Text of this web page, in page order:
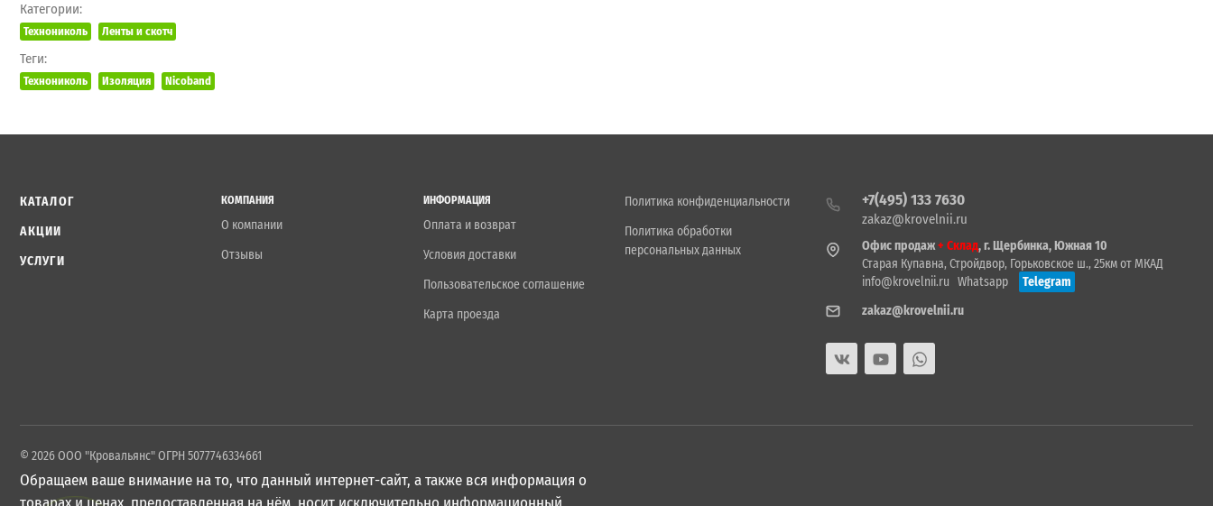
Категории:
Технониколь Ленты и скотч
Теги:
Технониколь Изоляция Nicoband
КАТАЛОГ
АКЦИИ
УСЛУГИ
КОМПАНИЯ
О компании
Отзывы
ИНФОРМАЦИЯ
Оплата и возврат
Условия доставки
Пользовательское соглашение
Карта проезда
Политика конфиденциальности
Политика обработки
персональных данных
+7(495) 133 7630
zakaz@krovelnii.ru
Офис продаж+ Склад, г. Щербинка, Южная 10
Старая Купавна, Стройдвор, Горьковское ш., 25км от МКАД
info@krovelnii.ru
Whatsapp
Telegram
zakaz@krovelnii.ru
© 2026 ООО "Кровальянс" ОГРН 5077746334661
Обращаем ваше внимание на то, что данный интернет-сайт, а также вся информация о